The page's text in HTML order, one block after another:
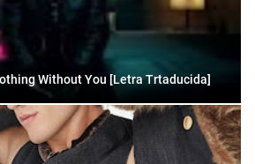
Without You [Letra Trtaducida]